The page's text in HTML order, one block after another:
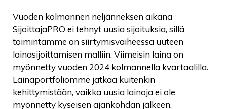
Vuoden kolmannen neljänneksen aikana
SijoittajaPRO ei tehnyt uusia sijoituksia, sillä
toimintamme on siirtymisvaiheessa uuteen
lainasijoittamisen malliin. Viimeisin laina on
myönnetty vuoden 2024 kolmannella kvartaalilla.
Lainaportfoliomme jatkaa kuitenkin
kehittymistään, vaikka uusia lainoja ei ole
myönnetty kyseisen ajankohdan jälkeen.